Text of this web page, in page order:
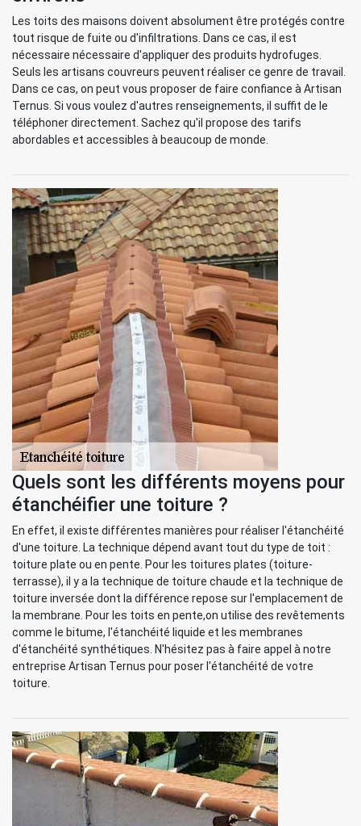
Les toits des maisons doivent absolument être protégés contre
tout risque de fuite ou d'infiltrations. Dans ce cas, il est
nécessaire nécessaire d'appliquer des produits hydrofuges.
Seuls les artisans couvreurs peuvent réaliser ce genre de travail.
Dans ce cas, on peut vous proposer de faire confiance à Artisan
Ternus. Si vous voulez d'autres renseignements, il suffit de le
téléphoner directement. Sachez qu'il propose des tarifs
abordables et accessibles à beaucoup de monde.
Quels sont les différents moyens pour
étanchéifier une toiture ?
En effet, il existe différentes manières pour réaliser l'étanchéité
d'une toiture. La technique dépend avant tout du type de toit :
toiture plate ou en pente. Pour les toitures plates (toiture-
terrasse), il y a la technique de toiture chaude et la technique de
toiture inversée dont la différence repose sur l'emplacement de
la membrane. Pour les toits en pente,on utilise des revêtements
comme le bitume, l'étanchéité liquide et les membranes
d'étanchéité synthétiques. N'hésitez pas à faire appel à notre
entreprise Artisan Ternus pour poser l'étanchéité de votre
toiture.